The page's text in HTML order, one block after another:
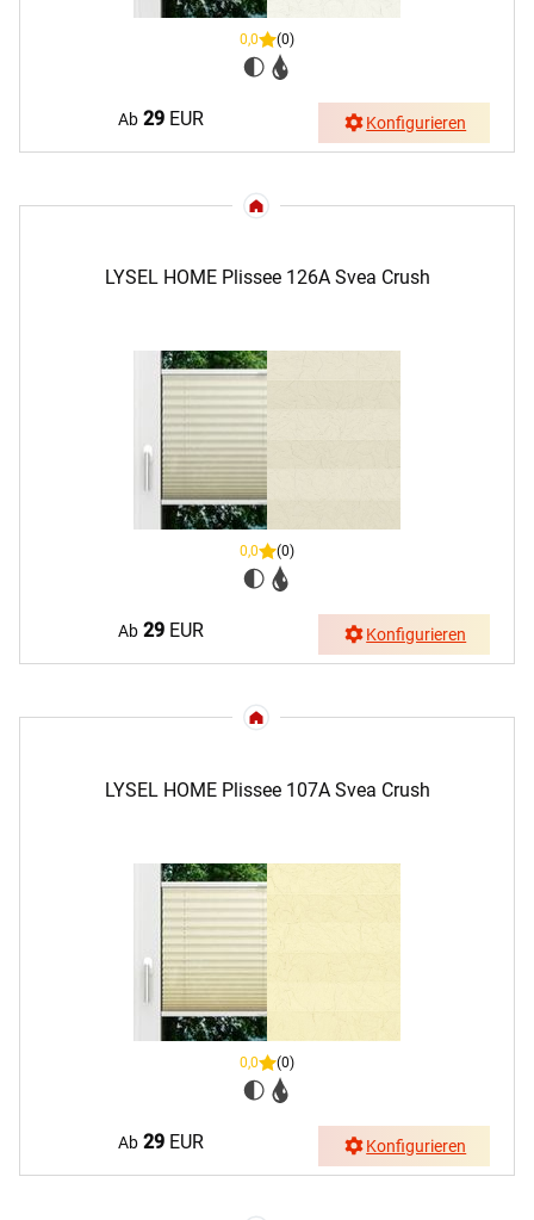
0,0 (0)
Ab 29 EUR Konfigurieren
LYSEL HOME Plissee 126A Svea Crush
0,0 (0)
Ab 29 EUR Konfigurieren
LYSEL HOME Plissee 107A Svea Crush
0,0 (0)
Ab 29 EUR Konfigurieren